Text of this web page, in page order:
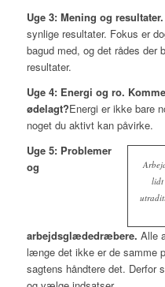
Uge 3: Mening og resultater.
synlige resultater. Fokus er
bagud med, og det rådes der
resultater.
Uge 4: Energi og ro.
ødelagt?Energi er ikke bare
noget du aktivt kan påvirke.
lidt
Uge 5: Problemer
og
arbejdsglædedræbere. Alle
længe det ikke er de samme
sagtens håndtere det. Derfor